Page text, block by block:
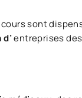
cours sont
d’entreprises